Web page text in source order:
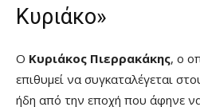
Κυριάκο»
Ο Κυριάκος Πιερρακάκης, ο
επιθυμεί να συγκαταλέγεται
ήδη από την εποχή που άφηνε